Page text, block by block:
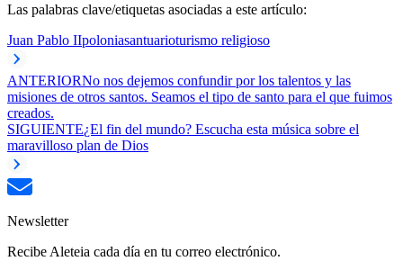
Las palabras clave/etiquetas asociadas a este artículo:
Juan Pablo IIpoloniasantuarioturismo religioso
ANTERIORNo nos dejemos confundir por los talentos y las
misiones de otros santos. Seamos el tipo de santo para el que fuimos
creados.
SIGUIENTE¿El fin del mundo? Escucha esta música sobre el
maravilloso plan de Dios
Newsletter
Recibe Aleteia cada día en tu correo electrónico.